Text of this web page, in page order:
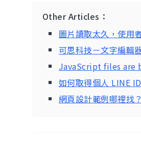
Other Articles：
圖片讀取太久，使用
可思科技－文字編輯
JavaScript files are
如何取得個人 LINE
網頁設計範例哪裡找